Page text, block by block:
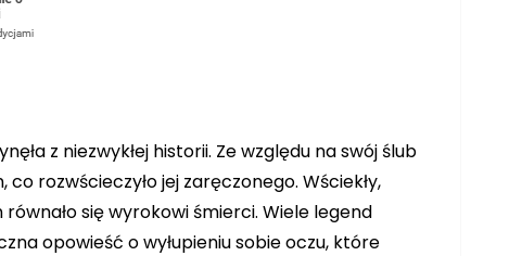
z niezwykłej historii. Ze względu na swój ślub
rozwścieczyło jej zaręczonego. Wściekły,
się wyrokowi śmierci. Wiele legend
opowieść o wyłupieniu sobie oczu, które